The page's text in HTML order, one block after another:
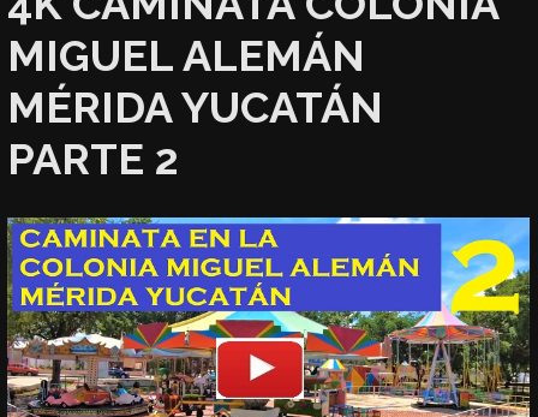
MIGUEL ALEMÁN
MÉRIDA YUCATÁN
PARTE 2